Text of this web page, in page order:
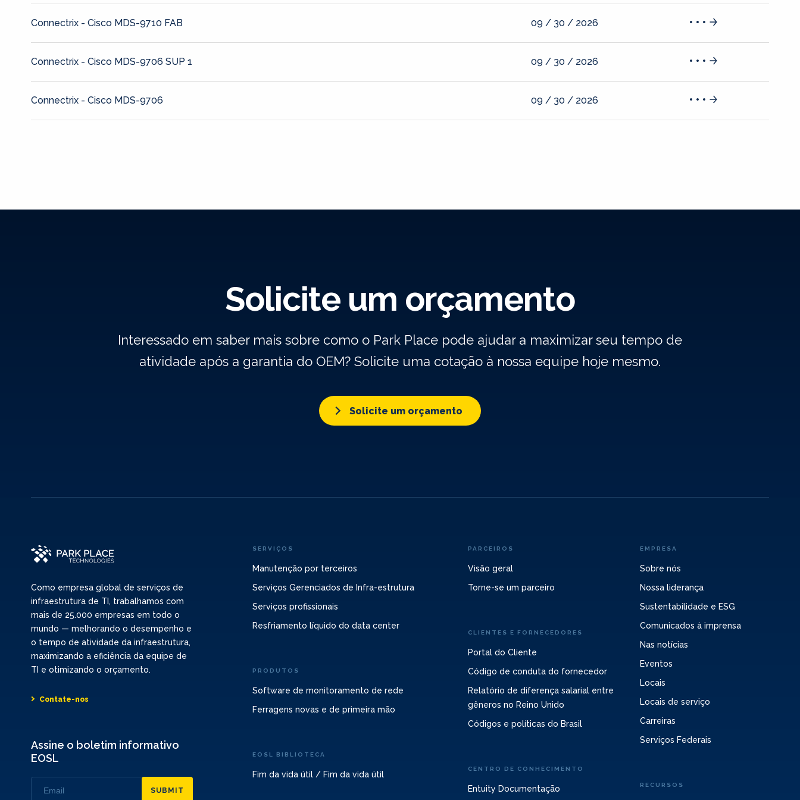
Connectrix - Cisco MDS-9710 FAB 09 / 30 / 2026
Connectrix - Cisco MDS-9706 SUP 1 09 / 30 / 2026
Connectrix - Cisco MDS-9706 09 / 30 / 2026
Solicite um orçamento
Interessado em saber mais sobre como o Park Place pode ajudar a maximizar seu tempo de
atividade após a garantia do OEM? Solicite uma cotação à nossa equipe hoje mesmo.
Solicite um orçamento
Como empresa global de serviços de
infraestrutura de TI, trabalhamos com
mais de 25.000 empresas em todo o
mundo — melhorando o desempenho e
o tempo de atividade da infraestrutura,
maximizando a eficiência da equipe de
TI e otimizando o orçamento.
Contate-nos
Assine o boletim informativo
EOSL
SUBMIT
SERVIÇOS
Manutenção por terceiros
Serviços Gerenciados de Infra-estrutura
Serviços profissionais
Resfriamento líquido do data center
PRODUTOS
Software de monitoramento de rede
Ferragens novas e de primeira mão
EOSL BIBLIOTECA
Fim da vida útil / Fim da vida útil
PARCEIROS
Visão geral
Torne-se um parceiro
CLIENTES E FORNECEDORES
Portal do Cliente
Código de conduta do fornecedor
Relatório de diferença salarial entre
gêneros no Reino Unido
Códigos e políticas do Brasil
CENTRO DE CONHECIMENTO
Entuity Documentação
EMPRESA
Sobre nós
Nossa liderança
Sustentabilidade e ESG
Comunicados à imprensa
Nas notícias
Eventos
Locais
Locais de serviço
Carreiras
Serviços Federais
RECURSOS